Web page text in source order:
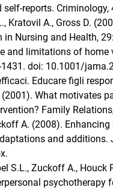
self-reports.
Kratovil A., Gross D.
in Nursing and Health,
and limitations of
doi: 10.1001/
Educare figli
(2001). What
Family
A. (2008).
and
S.L., Zuckoff A.,
psychotherapy